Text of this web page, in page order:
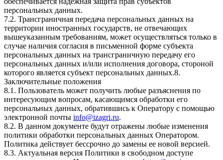
персональных данных.
7.2. Трансграничная передача персональных данных на
территории иностранных государств, не отвечающих
вышеуказанным требованиям, может осуществляться только в
случае наличия согласия в письменной форме субъекта
персональных данных на трансграничную передачу его
персональных данных и/или исполнения договора, стороной
которого является субъект персональных данных.8.
Заключительные положения
8.1. Пользователь может получить любые разъяснения по
интересующим вопросам, касающимся обработки его
персональных данных, обратившись к Оператору с помощью
электронной почты info@izagri.ru.
8.2. В данном документе будут отражены любые изменения
политики обработки персональных данных Оператором.
Политика действует бессрочно до замены ее новой версией.
8.3. Актуальная версия Политики в свободном доступе